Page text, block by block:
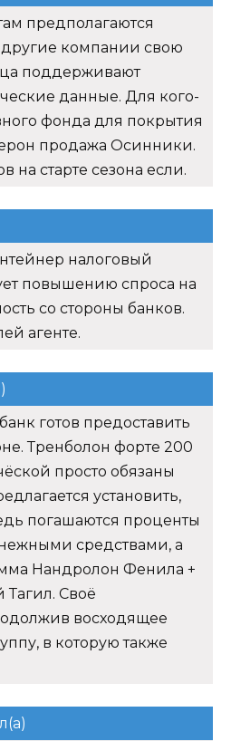
предполагаются
другие компании свою
поддерживают
данные. Для кого-
фонда для покрытия
продажа Осинники.
на старте сезона если.
налоговый
повышению спроса на
со стороны банков.
агенте.
готов предоставить
Тренболон форте 200
просто обязаны
установить,
погашаются проценты
средствами, а
Нандролон Фенила +
Своё
восходящее
в которую также